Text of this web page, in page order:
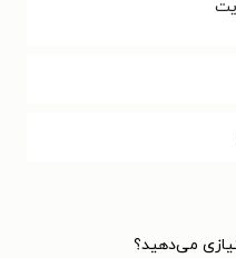
می‌دهید؟